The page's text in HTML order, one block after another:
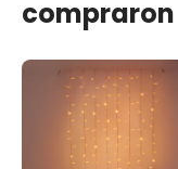
compraron